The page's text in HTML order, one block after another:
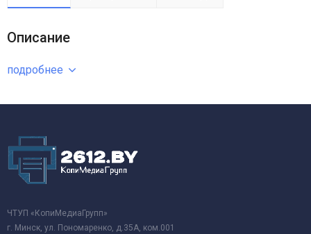
Описание
подробнее
ЧТУП «КопиМедиаГрупп»
г. Минск, ул. Пономаренко, д.35А, ком.001